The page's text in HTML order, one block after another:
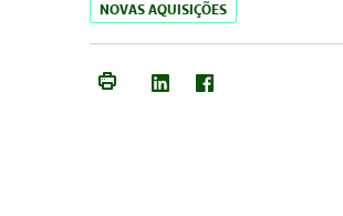
NOVAS AQUISIÇÕES